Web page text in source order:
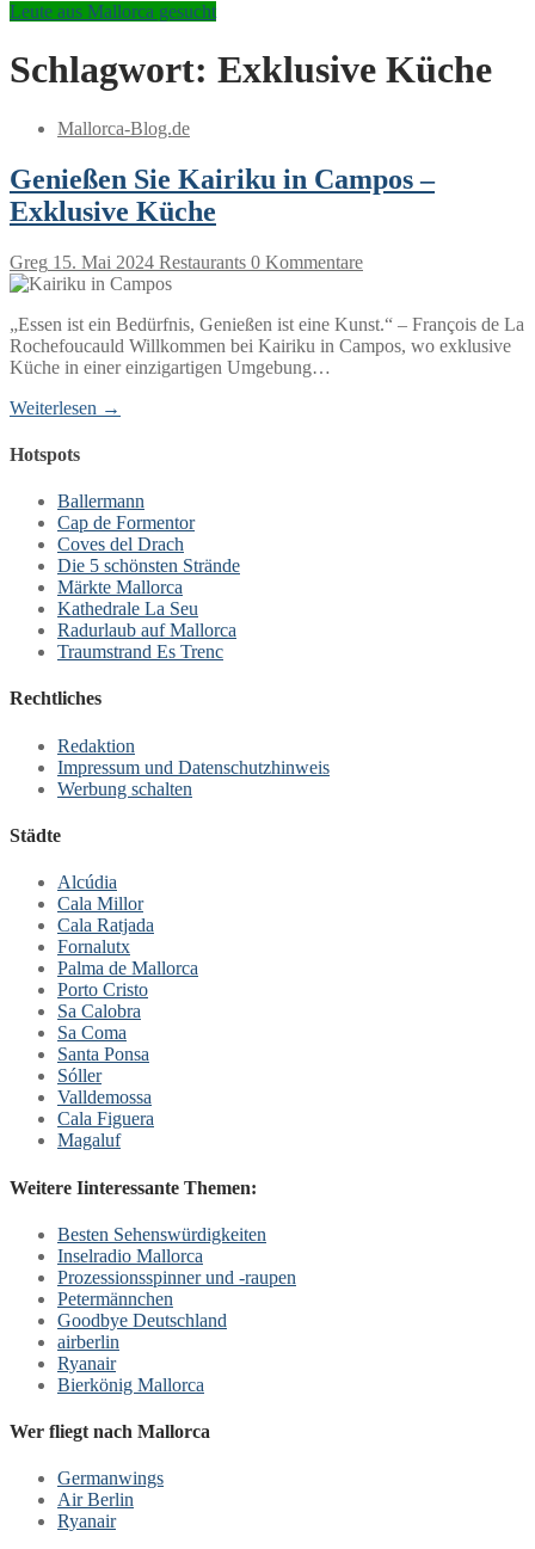
Leute aus Mallorca gesucht
Schlagwort: Exklusive Küche
Mallorca-Blog.de
Genießen Sie Kairiku in Campos –
Exklusive Küche
Greg 15. Mai 2024 Restaurants 0 Kommentare
„Essen ist ein Bedürfnis, Genießen ist eine Kunst.“ – François de La
Rochefoucauld Willkommen bei Kairiku in Campos, wo exklusive
Küche in einer einzigartigen Umgebung…
Weiterlesen →
Hotspots
Ballermann
Cap de Formentor
Coves del Drach
Die 5 schönsten Strände
Märkte Mallorca
Kathedrale La Seu
Radurlaub auf Mallorca
Traumstrand Es Trenc
Rechtliches
Redaktion
Impressum und Datenschutzhinweis
Werbung schalten
Städte
Alcúdia
Cala Millor
Cala Ratjada
Fornalutx
Palma de Mallorca
Porto Cristo
Sa Calobra
Sa Coma
Santa Ponsa
Sóller
Valldemossa
Cala Figuera
Magaluf
Weitere Iinteressante Themen:
Besten Sehenswürdigkeiten
Inselradio Mallorca
Prozessionsspinner und -raupen
Petermännchen
Goodbye Deutschland
airberlin
Ryanair
Bierkönig Mallorca
Wer fliegt nach Mallorca
Germanwings
Air Berlin
Ryanair